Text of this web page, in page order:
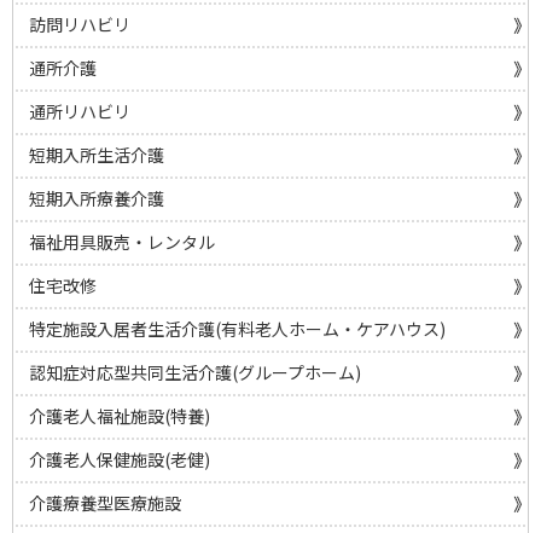
訪問リハビリ
通所介護
通所リハビリ
短期入所生活介護
短期入所療養介護
福祉用具販売・レンタル
住宅改修
特定施設入居者生活介護(有料老人ホーム・ケアハウス)
認知症対応型共同生活介護(グループホーム)
介護老人福祉施設(特養)
介護老人保健施設(老健)
介護療養型医療施設